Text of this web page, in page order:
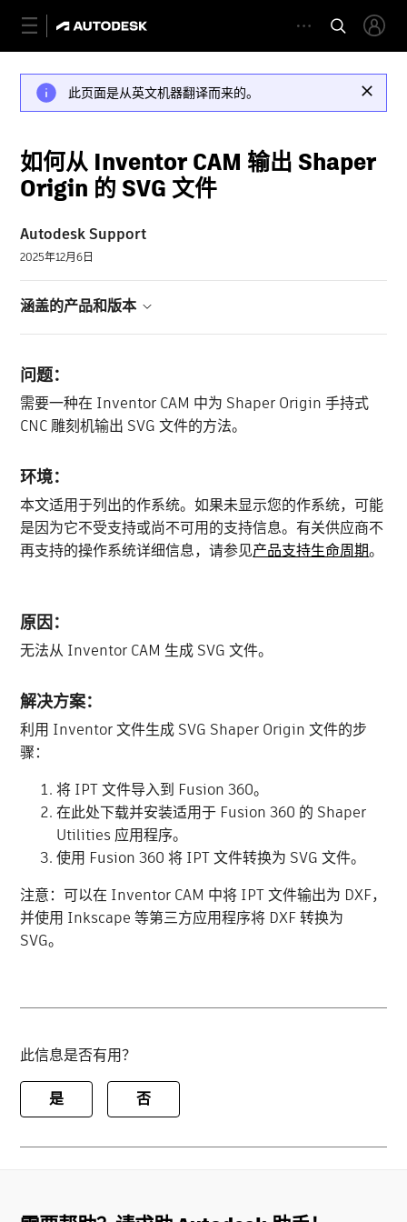
此页面是从英文机器翻译而来的。
如何从 Inventor CAM 输出 Shaper
Origin 的 SVG 文件
Autodesk Support
2025年12月6日
涵盖的产品和版本
问题：
需要一种在 Inventor CAM 中为 Shaper Origin 手持式
CNC 雕刻机输出 SVG 文件的方法。
环境：
本文适用于列出的作系统。如果未显示您的作系统，可能
是因为它不受支持或尚不可用的支持信息。有关供应商不
再支持的操作系统详细信息，请参见产品支持生命周期。
原因：
无法从 Inventor CAM 生成 SVG 文件。
解决方案：
利用 Inventor 文件生成 SVG Shaper Origin 文件的步
骤：
将 IPT 文件导入到 Fusion 360。
在此处下载并安装适用于 Fusion 360 的 Shaper
Utilities 应用程序。
使用 Fusion 360 将 IPT 文件转换为 SVG 文件。
注意：可以在 Inventor CAM 中将 IPT 文件输出为 DXF，
并使用 Inkscape 等第三方应用程序将 DXF 转换为
SVG。
此信息是否有用？
是 否